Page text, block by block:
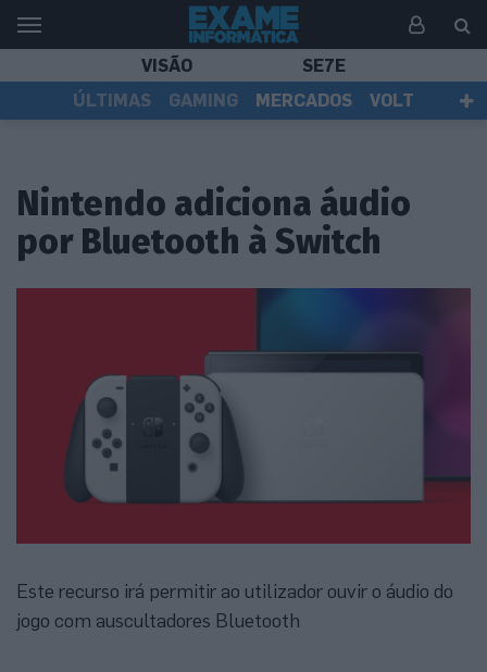
VISÃO
SE7E
ÚLTIMAS
GAMING MERCADOS
VOLT
Nintendo adiciona áudio
por Bluetooth à Switch
Este recurso irá permitir ao utilizador ouvir o áudio do
jogo com auscultadores Bluetooth